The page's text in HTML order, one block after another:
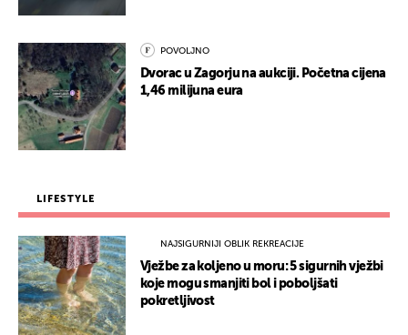
POVOLJNO
Dvorac u Zagorju na aukciji. Početna cijena
1,46 milijuna eura
LIFESTYLE
NAJSIGURNIJI OBLIK REKREACIJE
Vježbe za koljeno u moru: 5 sigurnih vježbi
koje mogu smanjiti bol i poboljšati
pokretljivost